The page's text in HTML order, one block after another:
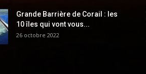
Grande Barrière de Corail : les
10 îles qui vont vous...
26 octobre 2022